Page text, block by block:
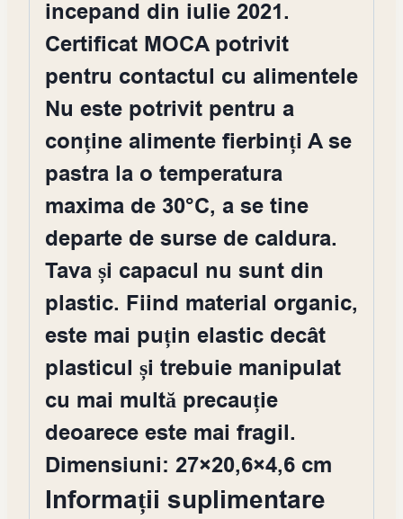
incepand din iulie 2021.
Certificat MOCA potrivit
pentru contactul cu alimentele
Nu este potrivit pentru a
conține alimente fierbinți A se
pastra la o temperatura
maxima de 30°C, a se tine
departe de surse de caldura.
Tava și capacul nu sunt din
plastic. Fiind material organic,
este mai puțin elastic decât
plasticul și trebuie manipulat
cu mai multă precauție
deoarece este mai fragil.
Dimensiuni: 27×20,6×4,6 cm
Informații suplimentare